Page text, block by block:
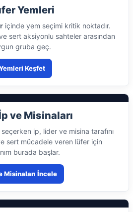
Yemleri
içinde yem seçimi kritik noktadır.
sert aksiyonlu sahteler arasından
gruba geç.
Keşfet
ve Misinaları
seçerken ip, lider ve misina tarafını
sert mücadele veren lüfer için
burada başlar.
Misinaları İncele